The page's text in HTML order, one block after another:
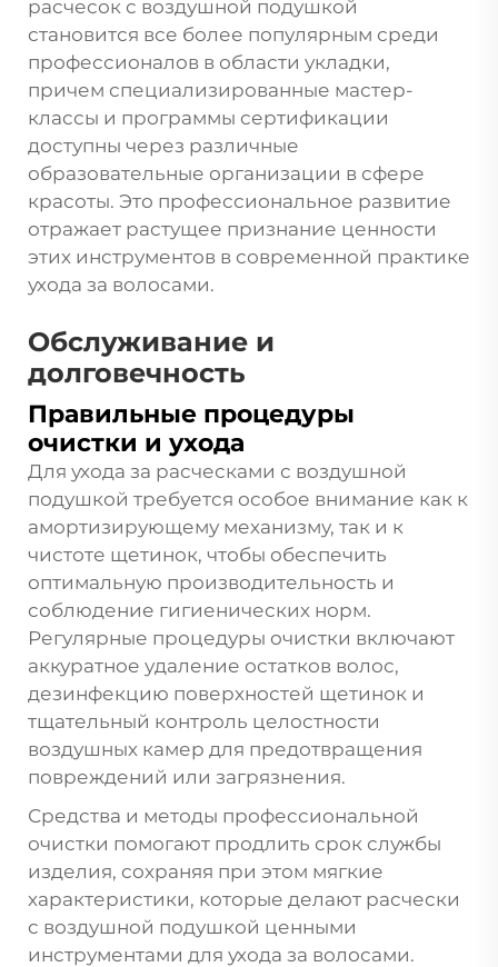
расчесок с воздушной подушкой
становится все более популярным среди
профессионалов в области укладки,
причем специализированные мастер-
классы и программы сертификации
доступны через различные
образовательные организации в сфере
красоты. Это профессиональное развитие
отражает растущее признание ценности
этих инструментов в современной практике
ухода за волосами.
Обслуживание и
долговечность
Правильные процедуры
очистки и ухода
Для ухода за расческами с воздушной
подушкой требуется особое внимание как к
амортизирующему механизму, так и к
чистоте щетинок, чтобы обеспечить
оптимальную производительность и
соблюдение гигиенических норм.
Регулярные процедуры очистки включают
аккуратное удаление остатков волос,
дезинфекцию поверхностей щетинок и
тщательный контроль целостности
воздушных камер для предотвращения
повреждений или загрязнения.
Средства и методы профессиональной
очистки помогают продлить срок службы
изделия, сохраняя при этом мягкие
характеристики, которые делают расчески
с воздушной подушкой ценными
инструментами для ухода за волосами.